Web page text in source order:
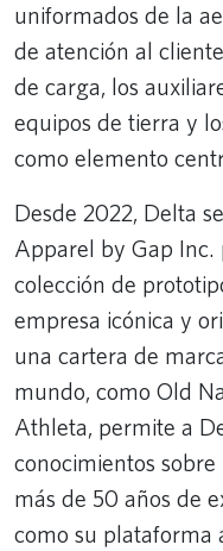
uniformados de la
de atención al
de carga, los
equipos de tierra y
como elemento
Desde 2022, Delta
Apparel by Gap Inc.
colección de
empresa icónica y
una cartera de
mundo, como Old
Athleta, permite a
conocimientos
más de 50 años de
como su plataforma